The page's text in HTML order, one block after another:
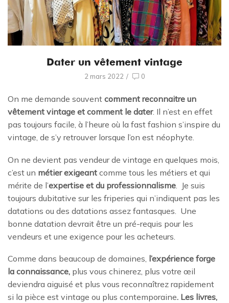
Dater un vêtement vintage
2 mars 2022 / 0
On me demande souvent comment reconnaitre un
vêtement vintage et comment le dater. Il n’est en effet
pas toujours facile, à l’heure où la fast fashion s’inspire du
vintage, de s’y retrouver lorsque l’on est néophyte.
On ne devient pas vendeur de vintage en quelques mois,
c’est un métier exigeant comme tous les métiers et qui
mérite de l’expertise et du professionnalisme . Je suis
toujours dubitative sur les friperies qui n’indiquent pas les
datations ou des datations assez fantasques. Une
bonne datation devrait être un pré-requis pour les
vendeurs et une exigence pour les acheteurs.
Comme dans beaucoup de domaines, l’expérience forge
la connaissance, plus vous chinerez, plus votre œil
deviendra aiguisé et plus vous reconnaîtrez rapidement
si la pièce est vintage ou plus contemporaine. Les livres,